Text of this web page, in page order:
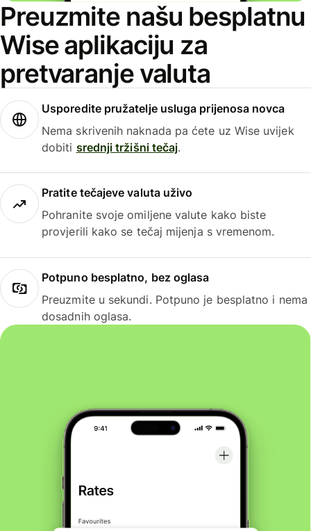
Preuzmite našu besplatnu
Wise aplikaciju za
pretvaranje valuta
Usporedite pružatelje usluga prijenosa novca
Nema skrivenih naknada pa ćete uz Wise uvijek
dobiti srednji tržišni tečaj.
Pratite tečajeve valuta uživo
Pohranite svoje omiljene valute kako biste
provjerili kako se tečaj mijenja s vremenom.
Potpuno besplatno, bez oglasa
Preuzmite u sekundi. Potpuno je besplatno i nema
dosadnih oglasa.